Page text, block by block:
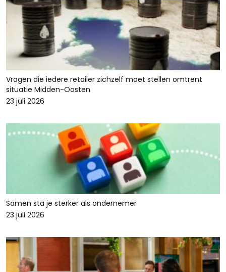
Vragen die iedere retailer zichzelf moet stellen omtrent
situatie Midden-Oosten
23 juli 2026
Samen sta je sterker als ondernemer
23 juli 2026